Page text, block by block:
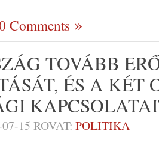
Comments
TOVÁBB
ÉS A KÉT
15 ROVAT: POLITIKA